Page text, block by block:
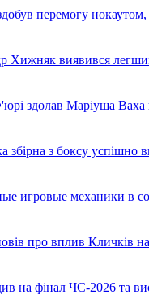
перемогу нокаутом,
Хижняк виявився
здолав Маріуша Ваха
збірна з боксу успішно
игровые механики в
про вплив Кличків
на фінал ЧС-2026 та